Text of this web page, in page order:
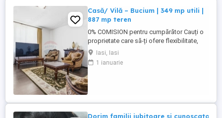
Casă/ Vilă – Bucium | 349 mp utili |
887 mp teren
0% COMISION pentru cumpărător Cauți o
proprietate care să-ți ofere flexibilitate,
spațiu și potențial real de dezvoltare?
Situată la doar 1 minut de Șoseaua
Bucium, pe Stradela Păun nr. 2, reprezintă
Iasi, Iasi
1 ianuarie
Dorim familii iubitoare si cunoscatori